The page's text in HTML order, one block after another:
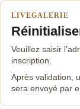
LIVEGALERIE
Veuillez saisir
inscription.
Après validation,
sera envoyé par